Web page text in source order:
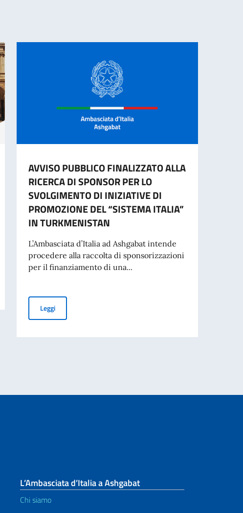
RESIDENTI ALL’ESTERO (IRE) PER L’ANNO ACCADEMICO 2026-2027.
Arts Management 2026-2027
AVVISO PUBBLICO FINALIZZATO ALLA
RICERCA DI SPONSOR PER LO
SVOLGIMENTO DI INIZIATIVE DI
PROMOZIONE DEL “SISTEMA ITALIA”
IN TURKMENISTAN
L’Ambasciata d’Italia ad Ashgabat intende
procedere alla raccolta di sponsorizzazioni
per il finanziamento di una...
LeggiAVVISO PUBBLICO FINALIZZATO ALLA RICERCA DI SPONSOR
L’Ambasciata d’Italia a Ashgabat
Chi siamo